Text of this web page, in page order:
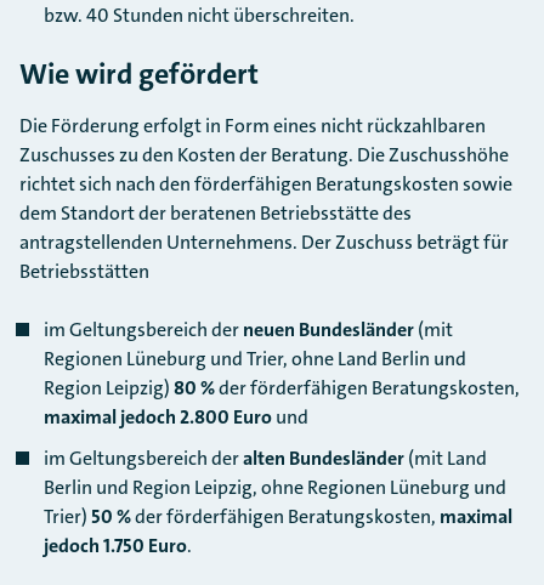
bzw. 40 Stunden nicht überschreiten.
Wie wird gefördert
Die Förderung erfolgt in Form eines nicht rückzahlbaren
Zuschusses zu den Kosten der Beratung. Die Zuschusshöhe
richtet sich nach den förderfähigen Beratungskosten sowie
dem Standort der beratenen Betriebsstätte des
antragstellenden Unternehmens. Der Zuschuss beträgt für
Betriebsstätten
im Geltungsbereich derneuen Bundesländer(mit
Regionen Lüneburg und Trier, ohne Land Berlin und
Region Leipzig)80 %der förderfähigen Beratungskosten,
maximal jedoch 2.800 Euround
im Geltungsbereich deralten Bundesländer(mit Land
Berlin und Region Leipzig, ohne Regionen Lüneburg und
Trier)50 %der förderfähigen Beratungskosten, maximal
jedoch 1.750 Euro.